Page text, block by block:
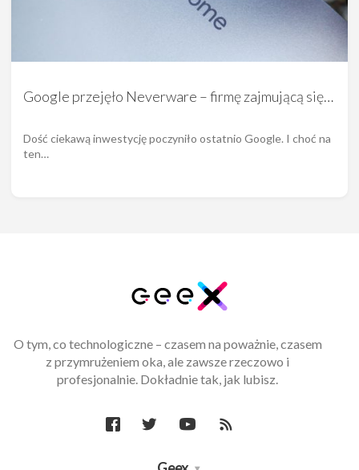
Google przejęło Neverware – firmę zajmującą się…
Dość ciekawą inwestycję poczyniło ostatnio Google. I choć na
ten…
O tym, co technologiczne – czasem na poważnie, czasem
z przymrużeniem oka, ale zawsze rzeczowo i
profesjonalnie. Dokładnie tak, jak lubisz.